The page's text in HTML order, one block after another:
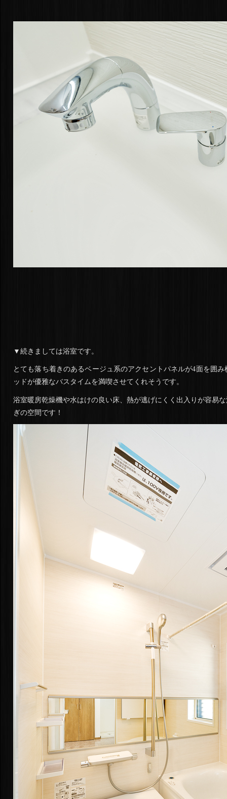
▼続きましては浴室です。
とても落ち着きのあるベージュ系のアクセントパネルが4面を囲
ッドが優雅なバスタイムを満喫させてくれそうです。
浴室暖房乾燥機や水はけの良い床、熱が逃げにくく出入りが容易
ぎの空間です！